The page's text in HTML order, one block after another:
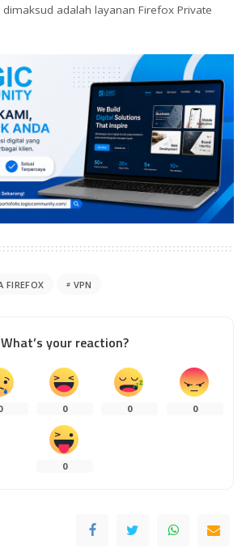
adalah layanan Firefox Private
FIREFOX VPN
What’s your reaction?
0 0 0
0